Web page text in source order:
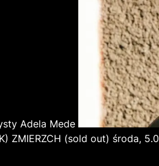
Adela Mede
ZMIERZCH (sold out)